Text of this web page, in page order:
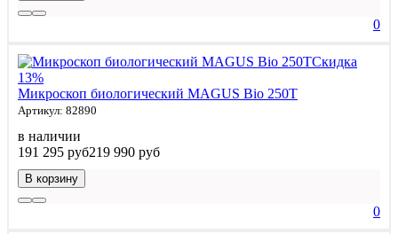
0
Скидка
13%
Микроскоп биологический MAGUS Bio 250T
Артикул: 82890
в наличии
191 295 руб219 990 руб
В корзину
0